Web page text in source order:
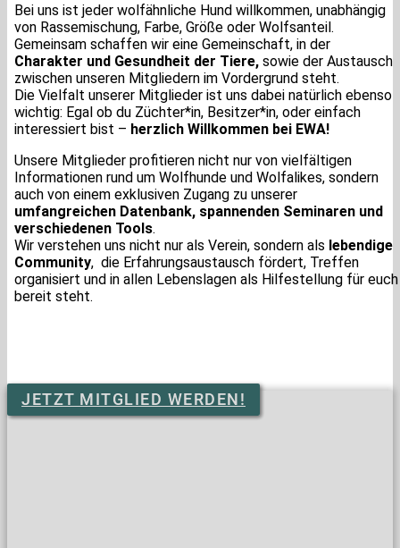
Bei uns ist jeder wolfähnliche Hund willkommen, unabhängig
von Rassemischung, Farbe, Größe oder Wolfsanteil.
Gemeinsam schaffen wir eine Gemeinschaft, in der
Charakter und Gesundheit der Tiere, sowie der Austausch
zwischen unseren Mitgliedern im Vordergrund steht.
Die Vielfalt unserer Mitglieder ist uns dabei natürlich ebenso
wichtig: Egal ob du Züchter*in, Besitzer*in, oder einfach
interessiert bist – herzlich Willkommen bei EWA!
Unsere Mitglieder profitieren nicht nur von vielfältigen
Informationen rund um Wolfhunde und Wolfalikes, sondern
auch von einem exklusiven Zugang zu unserer
umfangreichen Datenbank, spannenden Seminaren und
verschiedenen Tools.
Wir verstehen uns nicht nur als Verein, sondern als lebendige
Community, die Erfahrungsaustausch fördert, Treffen
organisiert und in allen Lebenslagen als Hilfestellung für euch
bereit steht.
JETZT MITGLIED WERDEN!